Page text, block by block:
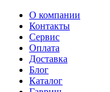
О компании
Контакты
Сервис
Оплата
Доставка
Блог
Каталог